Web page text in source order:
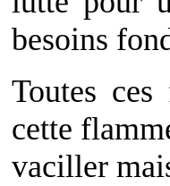
besoins
Toutes ces
cette
vaciller